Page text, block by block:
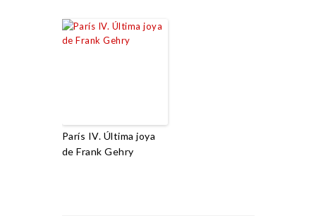
París IV. Última joya
de Frank Gehry